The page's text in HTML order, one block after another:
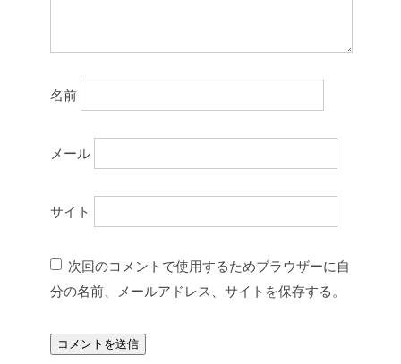
名前
メール
サイト
次回のコメントで使用するためブラウザーに自
分の名前、メールアドレス、サイトを保存する。